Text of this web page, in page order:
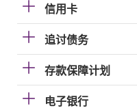
信用卡
追讨债务
存款保障计划
电子银行